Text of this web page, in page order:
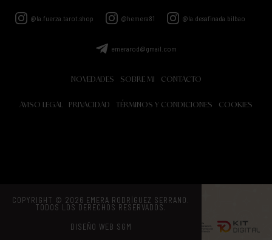
@la.fuerza.tarot.shop @hemera81 @la.desafinada.bilbao
emerarod@gmail.com
NOVEDADES SOBRE MI CONTACTO
AVISO LEGAL PRIVACIDAD TÉRMINOS Y CONDICIONES COOKIES
COPYRIGHT © 2026 EMERA RODRÍGUEZ SERRANO.
TODOS LOS DERECHOS RESERVADOS.
DISEÑO WEB SGM
ACCESIBILIDAD